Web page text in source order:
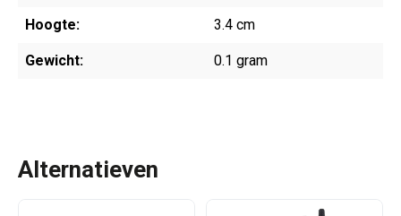
Hoogte: 3.4 cm
Gewicht: 0.1 gram
Alternatieven